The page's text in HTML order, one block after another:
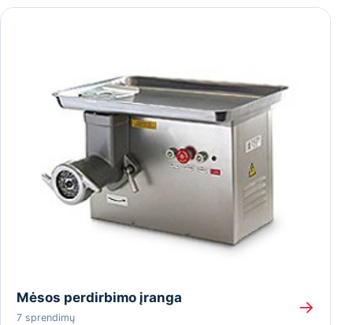
Mėsos perdirbimo įranga
7 sprendimų
→